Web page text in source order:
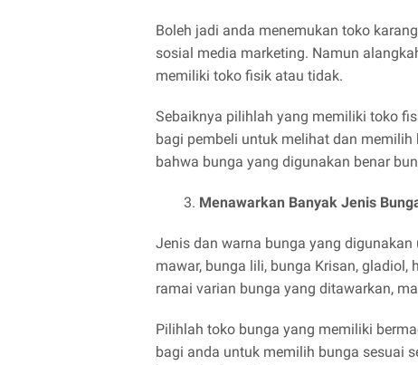
Boleh jadi anda menemukan toko
sosial media marketing. Namun
memiliki toko fisik atau tidak.
Sebaiknya pilihlah yang memiliki toko
bagi pembeli untuk melihat dan
bahwa bunga yang digunakan benar
Menawarkan Banyak Jenis
Jenis dan warna bunga yang
mawar, bunga lili, bunga Krisan,
ramai varian bunga yang ditawarkan,
Pilihlah toko bunga yang memiliki
bagi anda untuk memilih bunga sesuai